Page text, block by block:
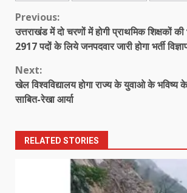
Continue
Reading
Previous:
उत्तराखंड में दो चरणों में होगी प्राथमिक शिक्षकों
2917 पदों के लिये जनपदवार जारी होगा भर्ती
Next:
खेल विश्वविद्यालय होगा राज्य के युवाओ के भविष्य
साबित-रेखा आर्या
RELATED STORIES